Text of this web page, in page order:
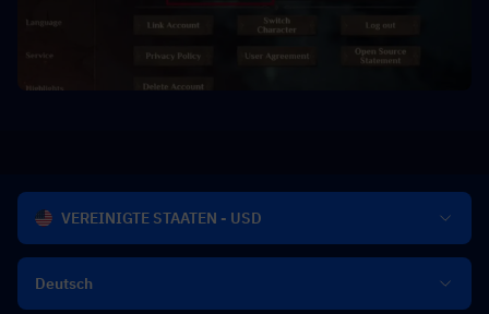
VEREINIGTE STAATEN - USD
Deutsch